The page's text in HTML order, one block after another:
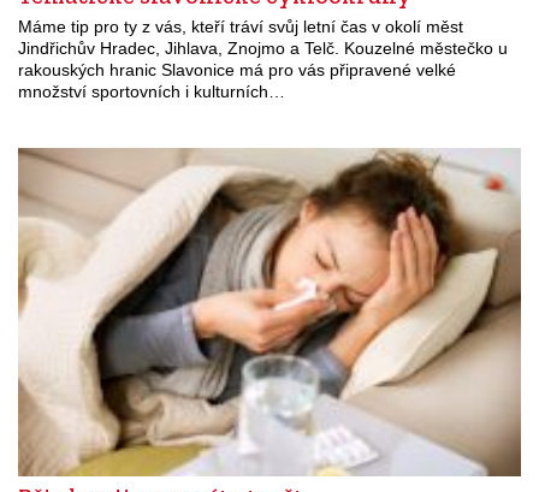
Máme tip pro ty z vás, kteří tráví svůj letní čas v okolí měst
Jindřichův Hradec, Jihlava, Znojmo a Telč. Kouzelné městečko u
rakouských hranic Slavonice má pro vás připravené velké
množství sportovních i kulturních…